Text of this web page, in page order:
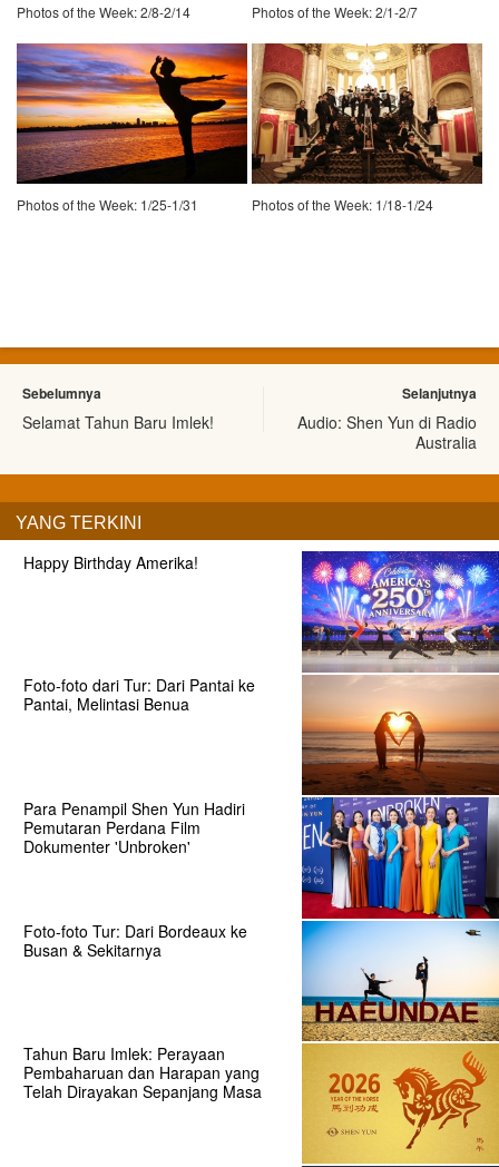
Photos of the Week: 2/8-2/14 Photos of the Week: 2/1-2/7
Photos of the Week: 1/25-1/31 Photos of the Week: 1/18-1/24
Sebelumnya
Selamat Tahun Baru Imlek!
Selanjutnya
Audio: Shen Yun di Radio
Australia
YANG TERKINI
Happy Birthday Amerika!
Foto-foto dari Tur: Dari Pantai ke
Pantai, Melintasi Benua
Para Penampil Shen Yun Hadiri
Pemutaran Perdana Film
Dokumenter 'Unbroken'
Foto-foto Tur: Dari Bordeaux ke
Busan & Sekitarnya
Tahun Baru Imlek: Perayaan
Pembaharuan dan Harapan yang
Telah Dirayakan Sepanjang Masa